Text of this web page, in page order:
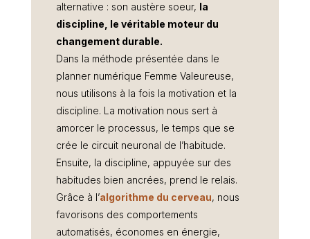
alternative : son austère soeur, la
discipline, le véritable moteur du
changement durable.
Dans la méthode présentée dans le
planner numérique Femme Valeureuse,
nous utilisons à la fois la motivation et la
discipline. La motivation nous sert à
amorcer le processus, le temps que se
crée le circuit neuronal de l’habitude.
Ensuite, la discipline, appuyée sur des
habitudes bien ancrées, prend le relais.
Grâce à l’algorithme du cerveau, nous
favorisons des comportements
automatisés, économes en énergie,